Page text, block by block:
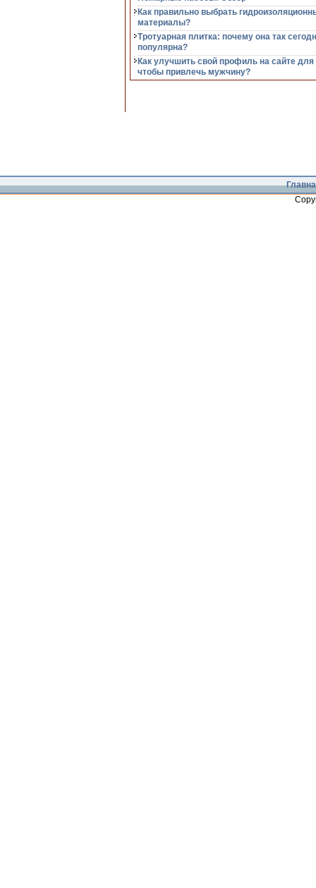
Как правильно выбрать
материалы?
Тротуарная плитка: почему она так
популярна?
Как улучшить свой профиль на сайте для
чтобы привлечь мужчину?